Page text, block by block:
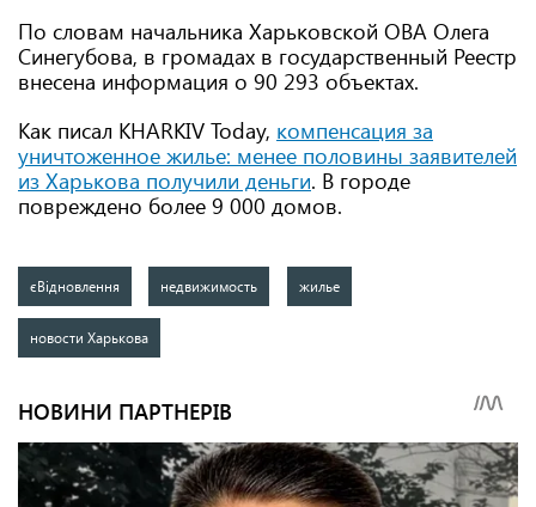
По словам начальника Харьковской ОВА Олега
Синегубова, в громадах в государственный Реестр
внесена информация о 90 293 объектах.
Как писал KHARKIV Today, компенсация за
уничтоженное жилье: менее половины заявителей
из Харькова получили деньги. В городе
повреждено более 9 000 домов.
єВідновлення недвижимость жилье
новости Харькова